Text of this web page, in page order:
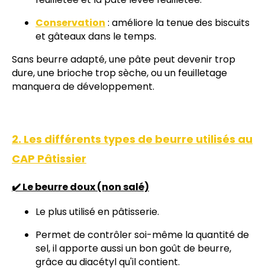
Conservation : améliore la tenue des biscuits
et gâteaux dans le temps.
Sans beurre adapté, une pâte peut devenir trop
dure, une brioche trop sèche, ou un feuilletage
manquera de développement.
2. Les différents types de beurre utilisés au
CAP Pâtissier
✔️ Le beurre doux (non salé)
Le plus utilisé en pâtisserie.
Permet de contrôler soi-même la quantité de
sel, il apporte aussi un bon goût de beurre,
grâce au diacétyl qu'il contient.